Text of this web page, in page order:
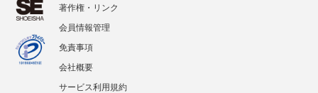
著作権・リンク
会員情報管理
免責事項
会社概要
サービス利用規約